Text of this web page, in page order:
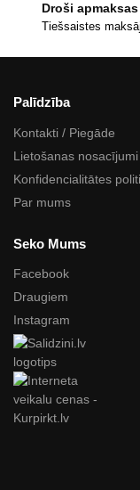
Droši
Tiešsaistes
Palīdzība
Kontakti / Piegāde
Lietošanas nosacījumi
Konfidencialitātes
Par mums
Seko Mums
Facebook
Draugiem
Instagram